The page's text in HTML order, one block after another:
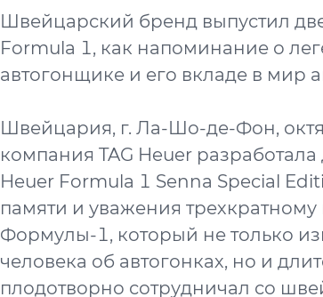
Швейцарский бренд выпустил
Formula 1, как напоминание о
автогонщике и его вкладе в мир
Швейцария, г. Ла-Шо-де-Фон,
компания TAG Heuer
Heuer Formula 1 Senna Special
памяти и уважения
Формулы-1, который не только
человека об автогонках, но и
плодотворно сотрудничал со